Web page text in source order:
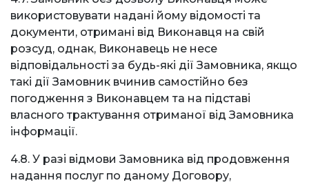
використовувати надані йому відомості та
документи, отримані від Виконавця на свій
розсуд, однак, Виконавець не несе
відповідальності за будь-які дії Замовника, якщо
такі дії Замовник вчинив самостійно без
погодження з Виконавцем та на підставі
власного трактування отриманої від Замовника
інформації.
4.8. У разі відмови Замовника від продовження
надання послуг по даному Договору,